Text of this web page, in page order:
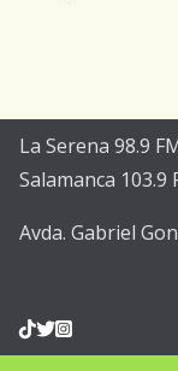
La Serena 98.9
Salamanca 103.9
Avda. Gabriel